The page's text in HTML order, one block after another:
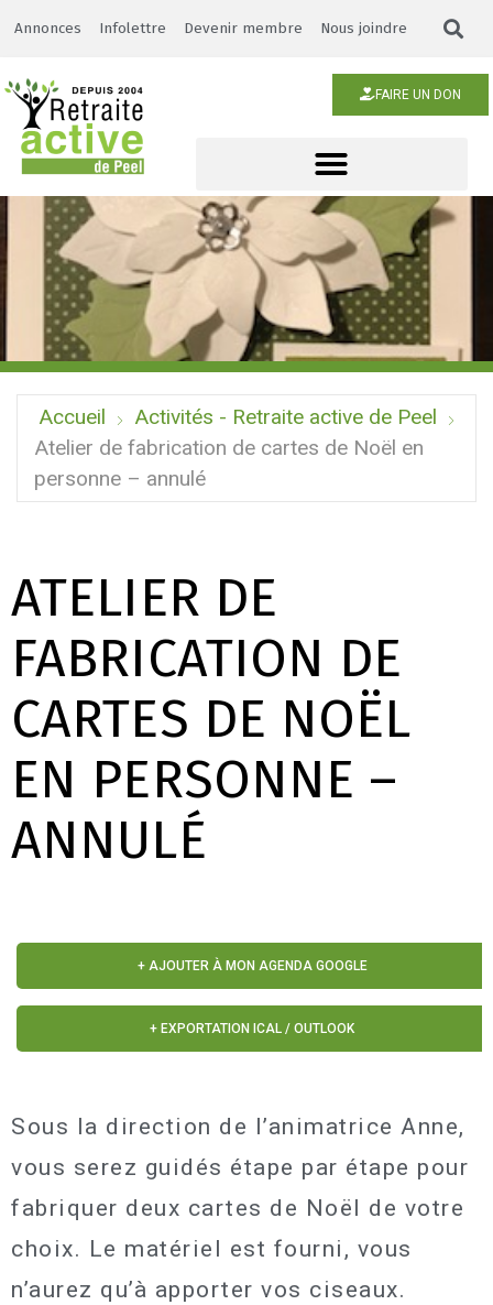
Annonces Infolettre Devenir membre Nous joindre
FAIRE UN DON
Accueil
Activités - Retraite active de Peel
Atelier de fabrication de cartes de Noël en
personne – annulé
ATELIER DE
FABRICATION DE
CARTES DE NOËL
EN PERSONNE –
ANNULÉ
+ AJOUTER À MON AGENDA GOOGLE
+ EXPORTATION ICAL / OUTLOOK
Sous la direction de l’animatrice Anne,
vous serez guidés étape par étape pour
fabriquer deux cartes de Noël de votre
choix. Le matériel est fourni, vous
n’aurez qu’à apporter vos ciseaux.